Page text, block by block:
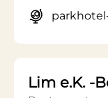
Lim e.K. -